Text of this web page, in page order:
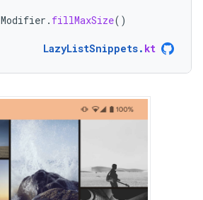
Modifier . fillMaxSize()
LazyListSnippets. kt